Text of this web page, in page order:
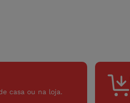
casa ou na loja.